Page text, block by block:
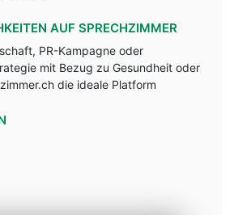
AUF SPRECHZIMMER
PR-Kampagne oder
mit Bezug zu Gesundheit oder
die ideale Platform